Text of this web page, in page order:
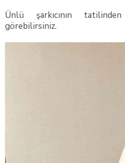
Ünlü şarkıcının
görebilirsiniz.